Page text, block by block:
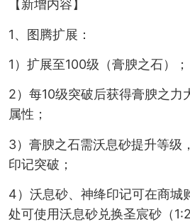
【新增内容】
1、图腾扩展：
1）扩展至100级（膏腴之石）；
2）每10级突破后获得膏腴之力
属性；
3）膏腴之石需沃息砂提升等级
印记突破；
4）沃息砂、神绛印记可在商城
处可使用沃息砂兑换圣宸砂（1:2